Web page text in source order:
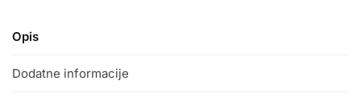
Opis
Dodatne informacije